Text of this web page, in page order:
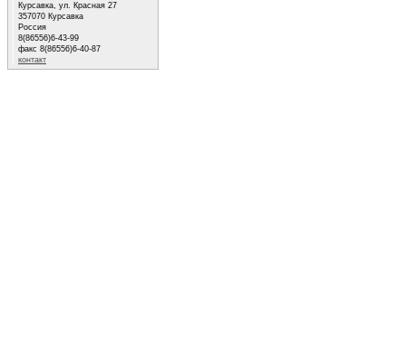
Курсавка, ул. Красная 27
357070 Курсавка
Россия
8(86556)6-43-99
факс 8(86556)6-40-87
контакт